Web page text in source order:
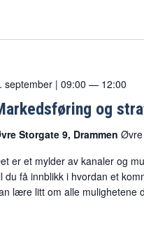
september | 09:00 — 12:00
og
Storgate 9, Drammen Øvre
er et mylder av kanaler og
du få innblikk i hvordan et
lære litt om alle mulighetene